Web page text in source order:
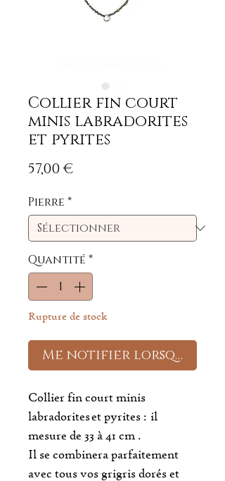
Collier fin court
minis labradorites
et pyrites
57,00 €Prix
Pierre *
Quantité *
Rupture de stock
Me notifier lorsque
Collier fin court minis
labradorites et pyrites : il
mesure de 33 à 41 cm .
Il se combinera parfaitement
avec tous vos grigris dorés et